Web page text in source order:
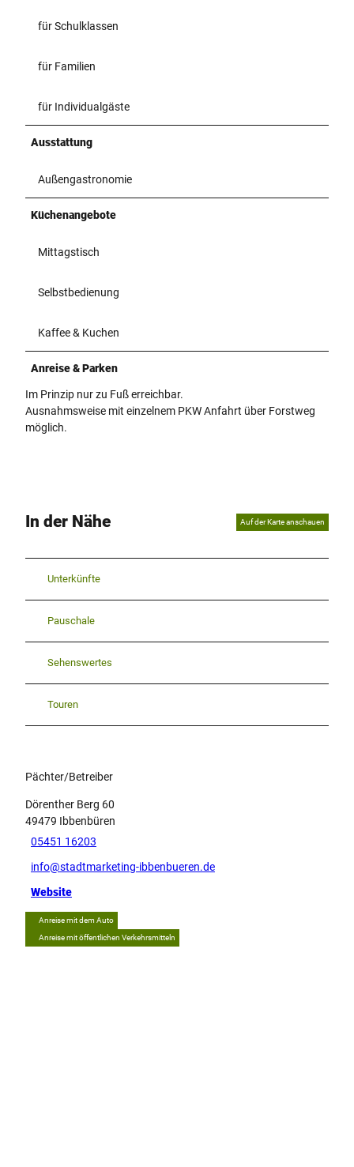
für Schulklassen
für Familien
für Individualgäste
Ausstattung
Außengastronomie
Küchenangebote
Mittagstisch
Selbstbedienung
Kaffee & Kuchen
Anreise & Parken
Im Prinzip nur zu Fuß erreichbar.
Ausnahmsweise mit einzelnem PKW Anfahrt über Forstweg
möglich.
In der Nähe Auf der Karte anschauen
Unterkünfte
Pauschale
Sehenswertes
Touren
Pächter/Betreiber
Dörenther Berg 60
49479 Ibbenbüren
05451 16203
info@stadtmarketing-ibbenbueren.de
Website
Anreise mit dem Auto
Anreise mit öffentlichen Verkehrsmitteln